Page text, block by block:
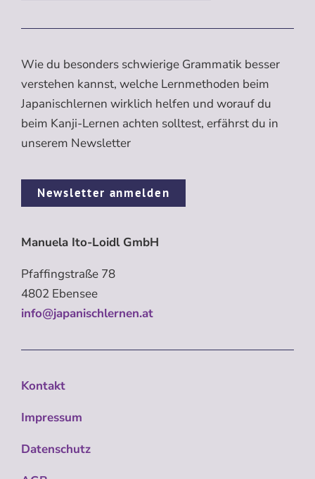
Wie du besonders schwierige Grammatik besser
verstehen kannst, welche Lernmethoden beim
Japanischlernen wirklich helfen und worauf du
beim Kanji-Lernen achten solltest, erfährst du in
unserem Newsletter
Newsletter anmelden
Manuela Ito-Loidl GmbH
Pfaffingstraße 78
4802 Ebensee
info@japanischlernen.at
Kontakt
Impressum
Datenschutz